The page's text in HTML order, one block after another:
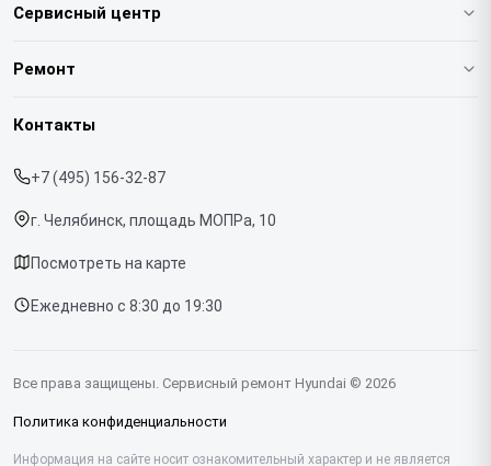
Сервисный центр
О нашем сервисе
Срочный ремонт
Доставка и способы оплаты
Диагностика
Контакты
Ремонт
Варочных панелей
Посудомоечных машин
Саундбаров
Контакты
+7 (495) 156-32-87
г. Челябинск, площадь МОПРа, 10
Посмотреть на карте
Ежедневно с 8:30 до 19:30
Все права защищены. Сервисный ремонт Hyundai © 2026
Политика конфиденциальности
Информация на сайте носит ознакомительный характер и не является